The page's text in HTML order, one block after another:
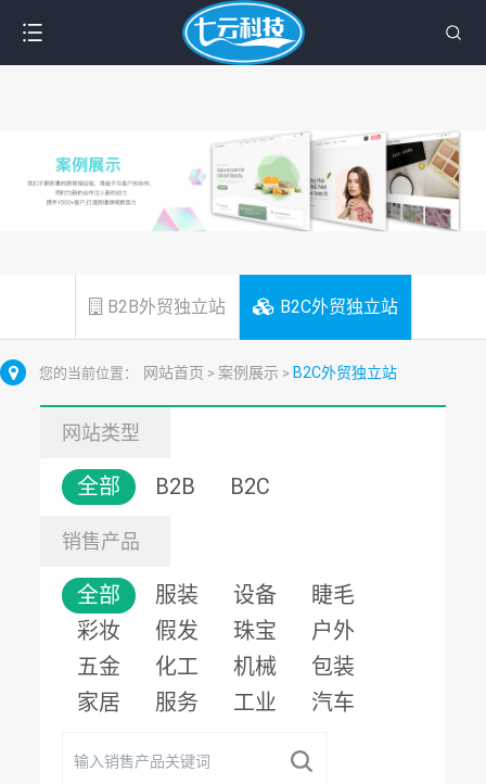
B2B外贸独立站 B2C外贸独立站
您的当前位置： 网站首页 > 案例展示 > B2C外贸独立站
网站类型
全部 B2B B2C
销售产品
全部 服装 设备
睫毛
彩妆
假发 珠宝
户外
五金
化工 机械
包装
家居
服务 工业 汽车